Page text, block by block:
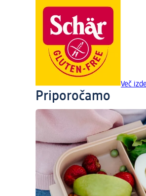
Več
Priporočamo